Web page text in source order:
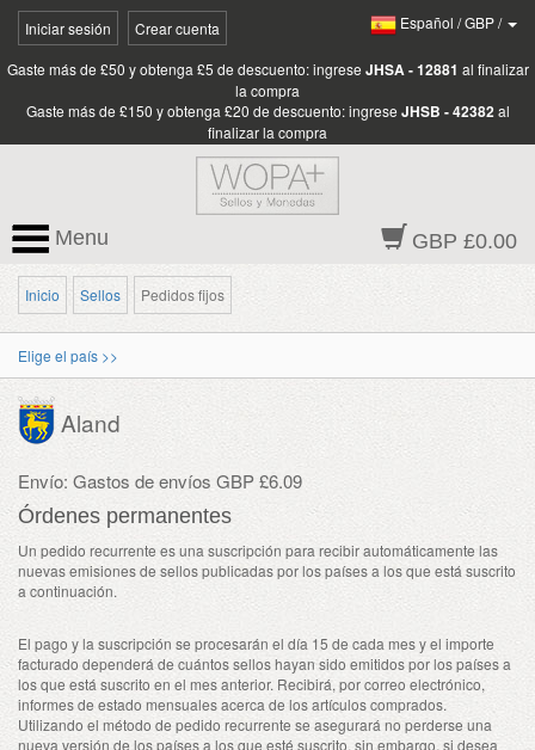
Iniciar sesión Crear cuenta Español /GBP/
Gaste más de £50 y obtenga £5 de descuento: ingrese JHSA - 12881 al finalizar
la compra
Gaste más de £150 y obtenga £20 de descuento: ingrese JHSB - 42382 al
finalizar la compra
GBP £0.00
Menu
Inicio Sellos Pedidos fijos
Elige el país >>
Aland
Envío: Gastos de envíos GBP £6.09
Órdenes permanentes
Un pedido recurrente es una suscripción para recibir automáticamente las
nuevas emisiones de sellos publicadas por los países a los que está suscrito
a continuación.
El pago y la suscripción se procesarán el día 15 de cada mes y el importe
facturado dependerá de cuántos sellos hayan sido emitidos por los países a
los que está suscrito en el mes anterior. Recibirá, por correo electrónico,
informes de estado mensuales acerca de los artículos comprados.
Utilizando el método de pedido recurrente se asegurará no perderse una
nueva versión de los países a los que esté suscrito, sin embargo, si desea